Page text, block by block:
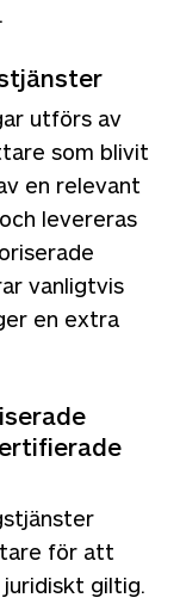
utförs av
som blivit
en relevant
levereras
vanligtvis
en extra
för att
giltig.